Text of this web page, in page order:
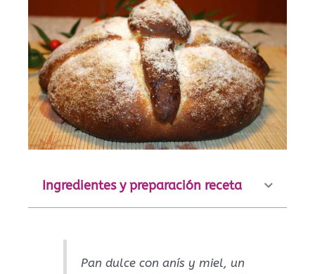
Ingredientes y preparación receta
Pan dulce con anís y miel, un